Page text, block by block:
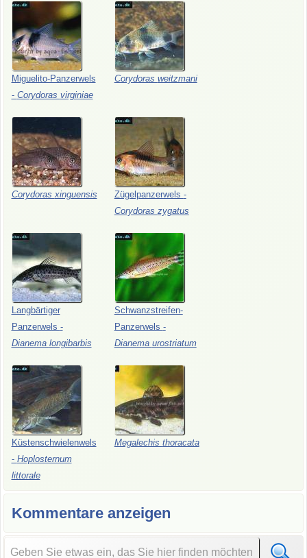
Miguelito-Panzerwels
- Corydoras virginiae
Corydoras weitzmani
Corydorasxinguensis Zügelpanzerwels -
Corydoras zygatus
Langbärtiger
Panzerwels -
Dianema longibarbis
Schwanzstreifen-
Panzerwels -
Dianema urostriatum
Küstenschwielenwels
- Hoplosternum
littorale
Megalechis thoracata
Kommentare anzeigen